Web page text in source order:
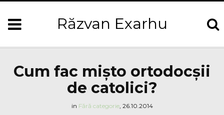
Răzvan Exarhu
Cum fac mişto ortodocşii
de catolici?
in Fără categorie, 26.10.2014